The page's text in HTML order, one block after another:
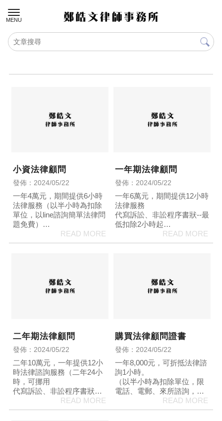
小資法律顧問
發佈：2024/05/22
一年4萬元，期間提供6小時
法律服務（以半小時為扣除
單位，以line諮詢簡單法律問
題免費）
代寫訴訟、非訟程序書狀
——最低扣除2小時起
一年期法律顧問
發佈：2024/05/22
一年6萬元，期間提供12小時
法律服務
代寫訴訟、非訟程序書狀--最
低扣除2小時起
契約草擬、審議——最低扣
除1小時起
二年期法律顧問
發佈：2024/05/22
二年10萬元，一年提供12小
時法律諮詢服務（二年24小
時，可挪用
代寫訴訟、非訟程序書狀
——最低扣除2小時起
契約草擬、審議——最低扣
購買法律顧問證書
發佈：2024/05/22
一年8,000元，可折抵法律諮
詢1小時。
（以半小時為扣除單位，限
電話、電郵、來所諮詢，以li
ne諮詢簡單法律問題免費）